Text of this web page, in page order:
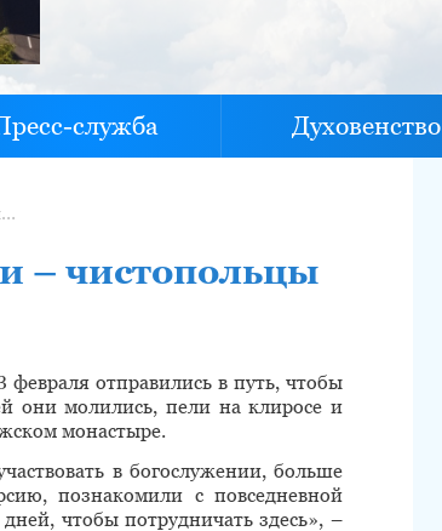
служба Духовенство
Паломничество с пользой для души – чистопольцы посетили монастырские обители
– чистопольцы
отправились в путь, чтобы
они молились, пели на клиросе и
монастыре.
в богослужении, больше
познакомили с повседневной
чтобы потрудничать здесь», –